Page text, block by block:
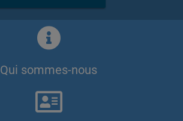
Qui sommes-nous